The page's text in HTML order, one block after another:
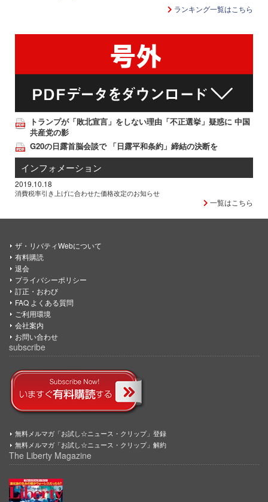
ランキング一覧はこちら
トランプが「敗北宣言」をしない理由「不正選挙」疑惑に 中国
共産党の影
G20の日露首脳会談で 「日露平和条約」締結の決断を
インフォメーション
2019.10.18
消費税率引き上げに合わせた価格改定のお知らせ
一覧はこちら
ザ・リバティWebについて
有料購読
退会
プライバシーポリシー
訂正・おわび
FAQ よくある質問
ご利用環境
会社案内
お問い合わせ
subscribe
無料メルマガ「お試し☆ニュース・クリップ」登録
無料メルマガ「お試し☆ニュース・クリップ」解約
The Liberty Magazine